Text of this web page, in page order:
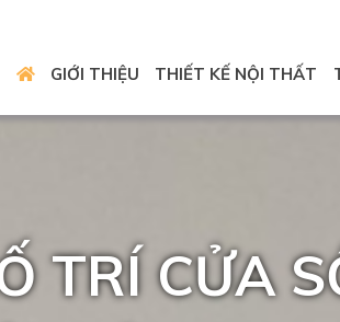
GIỚI THIỆU THIẾT KẾ NỘI THẤT
TRÍ CỬA